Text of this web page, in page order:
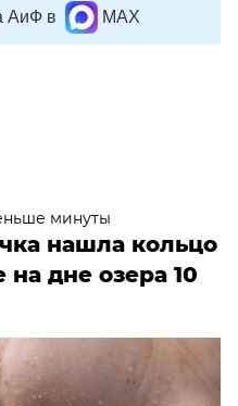
АиФ в MAX
минуты
нашла кольцо
дне озера 10